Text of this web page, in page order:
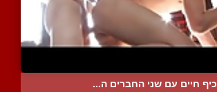
כיף חיים עם שני החברים ה...